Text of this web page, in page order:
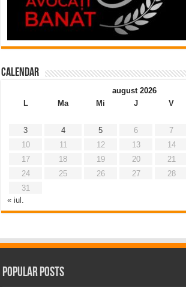
Calendar
august 2026
L
Ma Mi J V
3
4 5 6 7
10
11 12 13 14
17
18 19 20 21
24
25 26 27 28
31
« iul.
Popular Posts